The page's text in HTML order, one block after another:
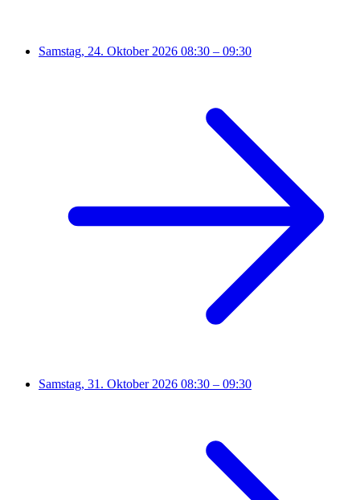
Samstag, 24. Oktober 2026 08:30 – 09:30
Samstag, 31. Oktober 2026 08:30 – 09:30